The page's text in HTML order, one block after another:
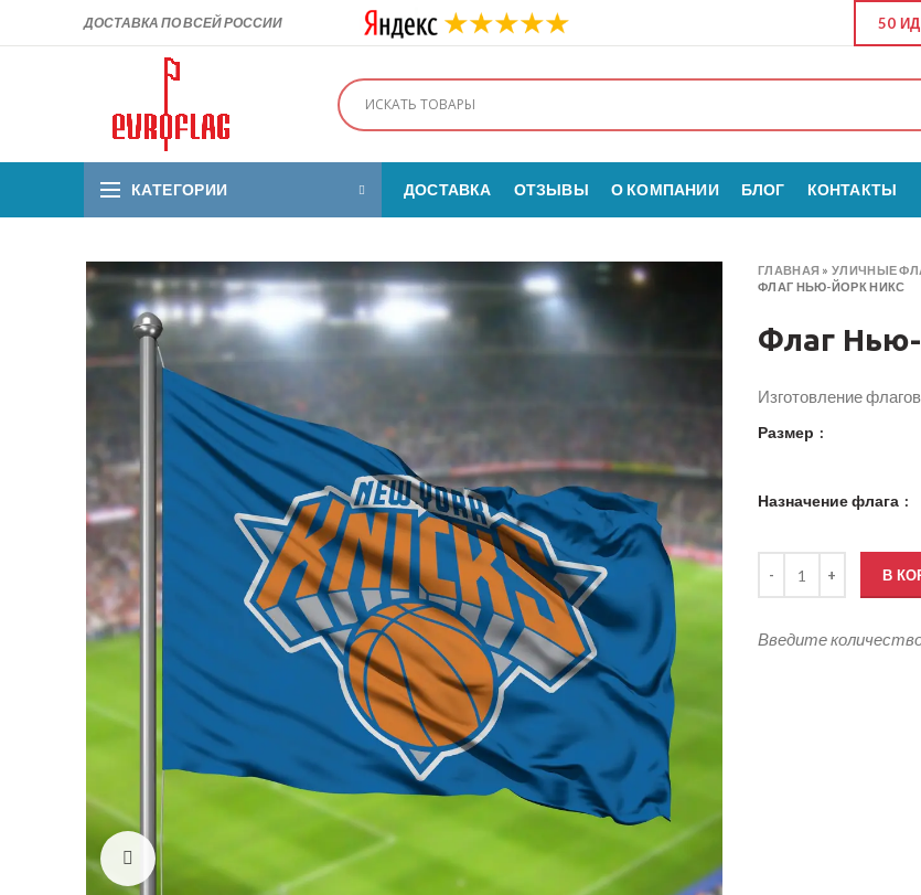
ДОСТАВКА ПО ВСЕЙ РОССИИ 50
КАТЕГОРИИ ДОСТАВКА ОТЗЫВЫ О КОМПАНИИ БЛОГ КОНТАКТЫ
ГЛАВНАЯ »УЛИЧНЫЕ
ФЛАГ НЬЮ-ЙОРК НИКС
Флаг
Изготовление
Размер
Назначение флага
В
Введите